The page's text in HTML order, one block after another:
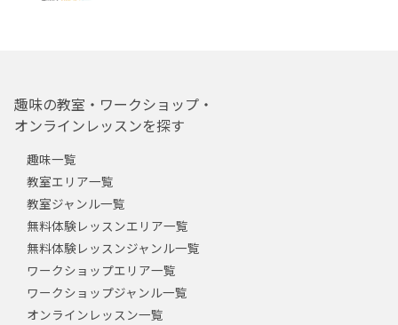
趣味の教室・ワークショップ・
オンラインレッスンを探す
趣味一覧
教室エリア一覧
教室ジャンル一覧
無料体験レッスンエリア一覧
無料体験レッスンジャンル一覧
ワークショップエリア一覧
ワークショップジャンル一覧
オンラインレッスン一覧